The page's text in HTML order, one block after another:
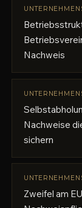
Nachweis
Nachweise
sichern
Zweifel am